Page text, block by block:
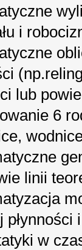
i
lub
6
linii
płynności
w